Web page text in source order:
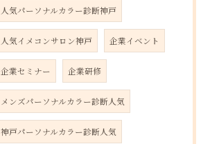
人気パーソナルカラー診断神戸
人気イメコンサロン神戸 企業イベント
企業セミナー 企業研修
メンズパーソナルカラー診断人気
神戸パーソナルカラー診断人気